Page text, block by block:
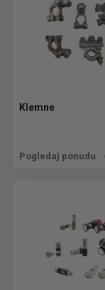
Klemne
Pogledaj ponudu